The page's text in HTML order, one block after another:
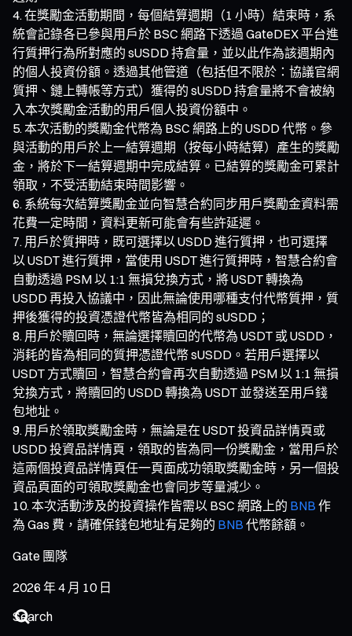
在獎勵金活動期間，每個結算週期（1 小時）結束時，系
統會記錄各已參與用戶於 BSC 網路下透過 GateDEX 平台進
行質押行為所對應的 sUSDD 持倉量，並以此作為該週期內
的個人投資份額。透過其他管道（包括但不限於：協議官網
質押、鏈上轉帳等方式）獲得的 sUSDD 持倉量將不會被納
入本次獎勵金活動的用戶個人投資份額中。
本次活動的獎勵金代幣為 BSC 網路上的 USDD 代幣。參
與活動的用戶於上一結算週期（按每小時結算）產生的獎勵
金，將於下一結算週期中完成結算。已結算的獎勵金可累計
領取，不受活動結束時間影響。
系統每次結算獎勵金並向智慧合約同步用戶獎勵金資料需
花費一定時間，資料更新可能會有些許延遲。
用戶於質押時，既可選擇以 USDD 進行質押，也可選擇
以 USDT 進行質押，當使用 USDT 進行質押時，智慧合約會
自動透過 PSM 以 1:1 無損兌換方式，將 USDT 轉換為
USDD 再投入協議中，因此無論使用哪種支付代幣質押，質
押後獲得的投資憑證代幣皆為相同的 sUSDD；
用戶於贖回時，無論選擇贖回的代幣為 USDT 或 USDD，
消耗的皆為相同的質押憑證代幣 sUSDD。若用戶選擇以
USDT 方式贖回，智慧合約會再次自動透過 PSM 以 1:1 無損
兌換方式，將贖回的 USDD 轉換為 USDT 並發送至用戶錢
包地址。
用戶於領取獎勵金時，無論是在 USDT 投資品詳情頁或
USDD 投資品詳情頁，領取的皆為同一份獎勵金，當用戶於
這兩個投資品詳情頁任一頁面成功領取獎勵金時，另一個投
資品頁面的可領取獎勵金也會同步等量減少。
本次活動涉及的投資操作皆需以 BSC 網路上的 BNB 作
為 Gas 費，請確保錢包地址有足夠的 BNB 代幣餘額。
Gate 團隊
2026 年 4 月 10 日